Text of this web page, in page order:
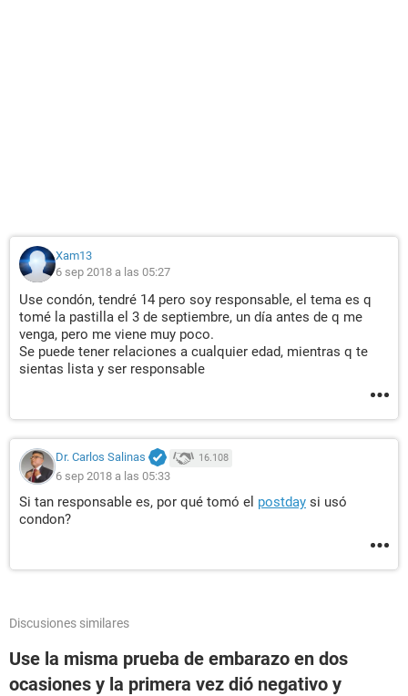
Xam13
6 sep 2018 a las 05:27
Use condón, tendré 14 pero soy responsable, el tema es q
tomé la pastilla el 3 de septiembre, un día antes de q me
venga, pero me viene muy poco.
Se puede tener relaciones a cualquier edad, mientras q te
sientas lista y ser responsable
Dr. Carlos Salinas 16.108
6 sep 2018 a las 05:33
Si tan responsable es, por qué tomó el postday si usó
condon?
Discusiones similares
Use la misma prueba de embarazo en dos
ocasiones y la primera vez dió negativo y